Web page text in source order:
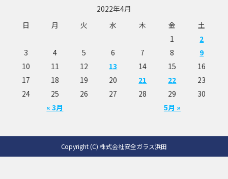
2022年4月
日
月 火 水 木 金 土
« 3月 5月 »
1
2
3
4 5 6 7 8
9
10
11 12 13 14 15
16
17
18 19 20 21 22
23
24
25 26 27 28 29 30
Copyright (C) 株式会社安全ガラス浜田